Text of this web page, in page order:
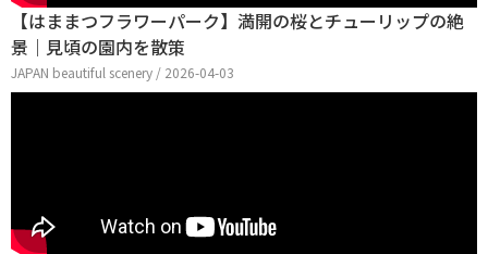
【はままつフラワーパーク】満開の桜とチューリップの絶
景｜見頃の園内を散策
JAPAN beautiful scenery / 2026-04-03